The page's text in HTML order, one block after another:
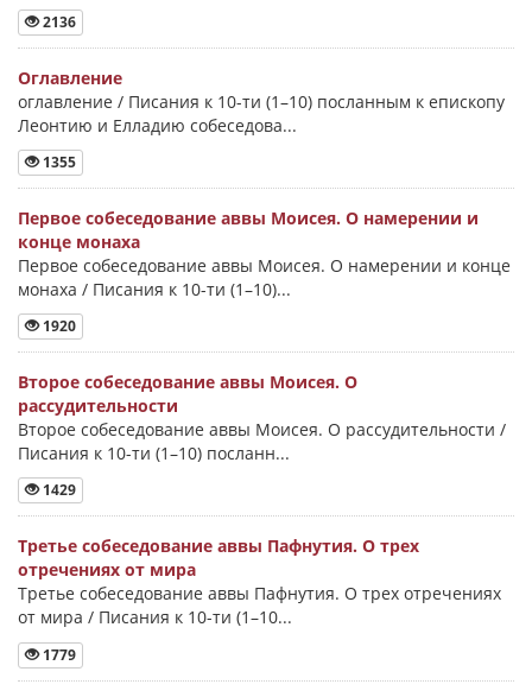
2136
Оглавление
оглавление / Писания к 10-ти (1–10) посланным к епископу
Леонтию и Елладию собеседова...
1355
Первое собеседование аввы Моисея. О намерении и
конце монаха
Первое собеседование аввы Моисея. О намерении и конце
монаха / Писания к 10-ти (1–10)...
1920
Второе собеседование аввы Моисея. О
рассудительности
Второе собеседование аввы Моисея. О рассудительности /
Писания к 10-ти (1–10) посланн...
1429
Третье собеседование аввы Пафнутия. О трех
отречениях от мира
Третье собеседование аввы Пафнутия. О трех отречениях
от мира / Писания к 10-ти (1–10...
1779